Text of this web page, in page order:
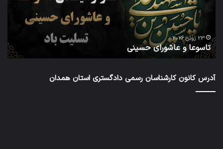
23 ژوئن 2026
تاسوعا و عاشورای حسینی
آدرس کانون کارشناسان رسمی دادگستری استان همدان